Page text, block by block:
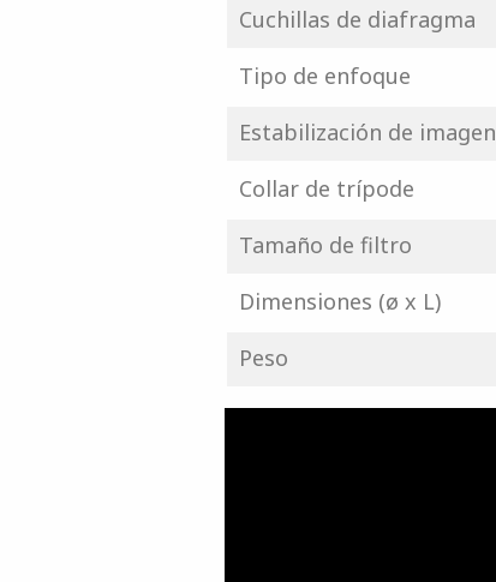
Cuchillas de diafragma
Tipo de enfoque
Estabilización de imagen
Collar de trípode
Tamaño de filtro
Dimensiones (ø x L)
Peso